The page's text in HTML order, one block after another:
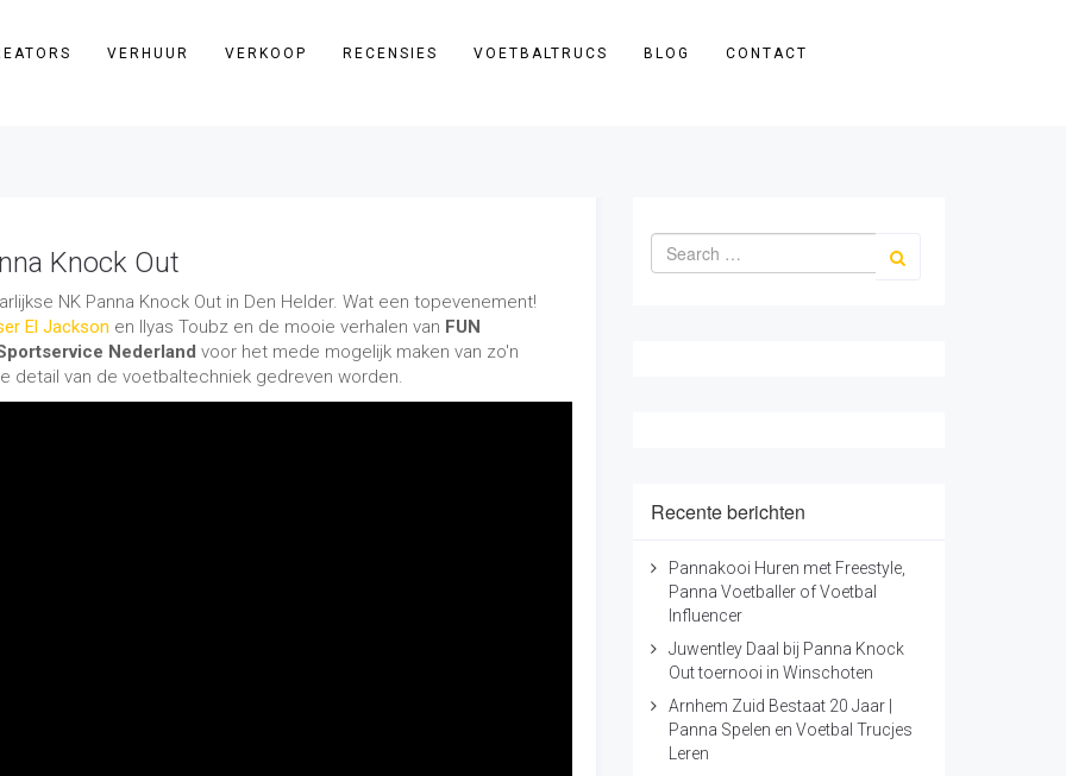
VERHUUR VERKOOP RECENSIES VOETBALTRUCS BLOG CONTACT
Knock Out
NK Panna Knock Out in Den Helder. Wat een topevenement!
El Jackson en Ilyas Toubz en de mooie verhalen van FUN
Nederland voor het mede mogelijk maken van zo'n
detail van de voetbaltechniek gedreven worden.
Recente berichten
Pannakooi Huren met Freestyle,
Panna Voetballer of Voetbal
Influencer
Juwentley Daal bij Panna Knock
Out toernooi in Winschoten
Arnhem Zuid Bestaat 20 Jaar |
Panna Spelen en Voetbal Trucjes
Leren